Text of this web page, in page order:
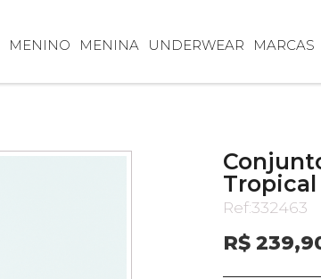
MARCAS
MENINO MENINA UNDERWEAR
Tropical
Ref:332463
R$